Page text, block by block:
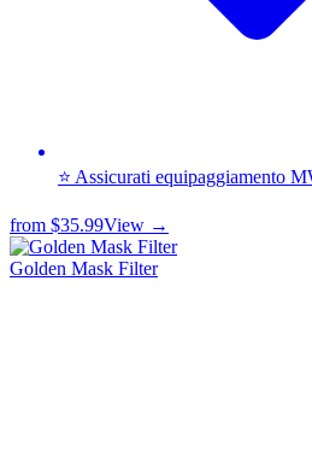
⭐ Assicurati equipaggiamento
from $35.99View →
Golden Mask Filter